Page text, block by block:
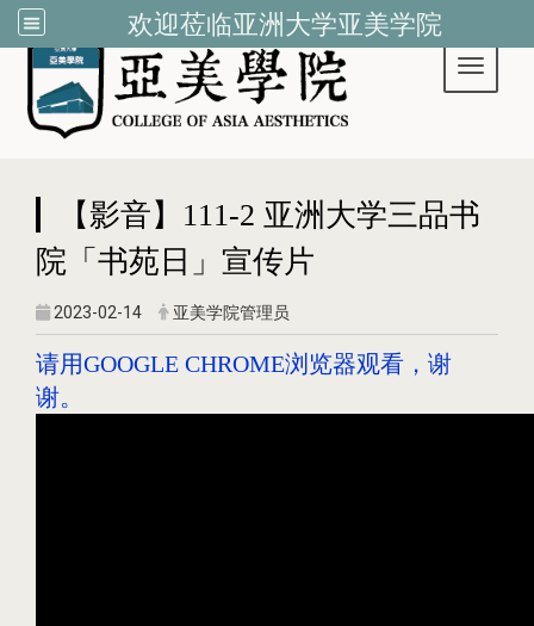
欢迎莅临亚洲大学亚美学院
Toggle
【影音】111-2 亚洲大学三品书
院「书苑日」宣传片
2023-02-14 亚美学院管理员
请用GOOGLE CHROME浏览器观看，谢
谢。